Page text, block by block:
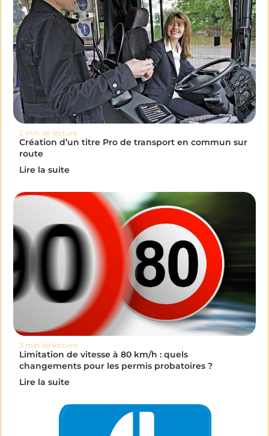
2 min de lecture
Création d’un titre Pro de transport en commun sur
route
Lire la suite
3 min de lecture
Limitation de vitesse à 80 km/h : quels
changements pour les permis probatoires ?
Lire la suite